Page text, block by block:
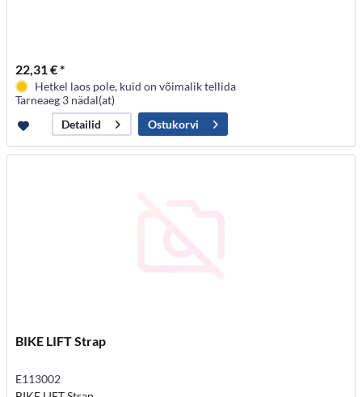
22,31 € *
Hetkel laos pole, kuid on võimalik tellida
Tarneaeg 3 nädal(at)
Detailid
Ostukorvi
BIKE LIFT Strap
E113002